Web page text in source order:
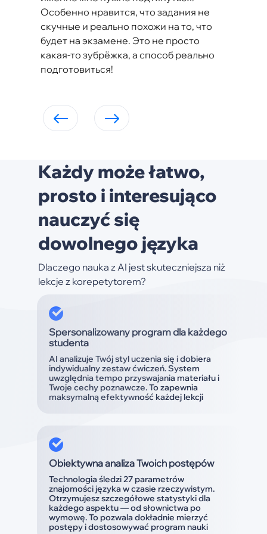
Особенно нравится, что задания не
скучные и реально похожи на то, что
будет на экзамене. Это не просто
какая-то зубрёжка, а способ реально
подготовиться!
Każdy może łatwo,
prosto i interesująco
nauczyć się
dowolnego języka
Dlaczego nauka z AI jest skuteczniejsza niż
lekcje z korepetytorem?
Spersonalizowany program dla każdego
studenta
AI analizuje Twój styl uczenia się i dobiera
indywidualny zestaw ćwiczeń. System
uwzględnia tempo przyswajania materiału i
Twoje cechy poznawcze. To zapewnia
maksymalną efektywność każdej lekcji
Obiektywna analiza Twoich postępów
Technologia śledzi 27 parametrów
znajomości języka w czasie rzeczywistym.
Otrzymujesz szczegółowe statystyki dla
każdego aspektu — od słownictwa po
wymowę. To pozwala dokładnie mierzyć
postępy i dostosowywać program nauki